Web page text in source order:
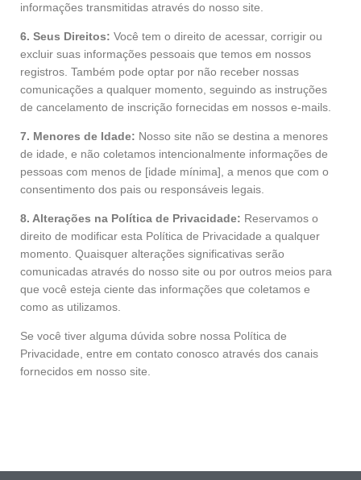
informações transmitidas através do nosso site.
6. Seus Direitos: Você tem o direito de acessar, corrigir ou
excluir suas informações pessoais que temos em nossos
registros. Também pode optar por não receber nossas
comunicações a qualquer momento, seguindo as instruções
de cancelamento de inscrição fornecidas em nossos e-mails.
7. Menores de Idade: Nosso site não se destina a menores
de idade, e não coletamos intencionalmente informações de
pessoas com menos de [idade mínima], a menos que com o
consentimento dos pais ou responsáveis legais.
8. Alterações na Política de Privacidade: Reservamos o
direito de modificar esta Política de Privacidade a qualquer
momento. Quaisquer alterações significativas serão
comunicadas através do nosso site ou por outros meios para
que você esteja ciente das informações que coletamos e
como as utilizamos.
Se você tiver alguma dúvida sobre nossa Política de
Privacidade, entre em contato conosco através dos canais
fornecidos em nosso site.